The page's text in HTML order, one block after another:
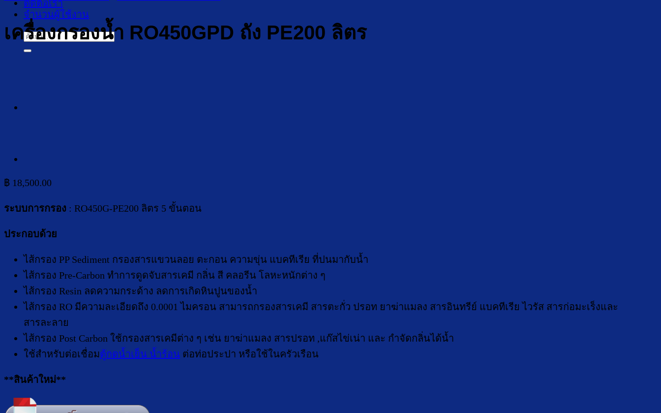
ติดต่อเรา
จำนวนผู้ใช้งาน
ค้นหา:
เครื่องกรองน้ำ RO450GPD ถัง PE200 ลิตร
฿ 18,500.00
ระบบการกรอง : RO450G-PE200 ลิตร 5 ขั้นตอน
ประกอบด้วย
ไส้กรอง PP Sediment กรองสารแขวนลอย ตะกอน ความขุ่น แบคทีเรีย ที่ปนมากับน้ำ
ไส้กรอง Pre-Carbon ทำการดูดจับสารเคมี กลิ่น สี คลอรีน โลหะหนักต่าง ๆ
ไส้กรอง Resin ลดความกระด้าง ลดการเกิดหินปูนของน้ำ
ไส้กรอง RO มีความละเอียดถึง 0.0001 ไมครอน สามารถกรองสารเคมี สารตะกั่ว ปรอท ยาฆ่าแมลง สารอินทรีย์ แบคทีเรีย ไวรัส สารก่อมะเร็งและ
สารละลาย
ไส้กรอง Post Carbon ใช้กรองสารเคมีต่าง ๆ เช่น ยาฆ่าแมลง สารปรอท ,แก๊สไข่เน่า และ กำจัดกลิ่นได้น้ำ
ใช้สำหรับต่อเชื่อมตู้กดน้ำเย็น น้ำร้อน ต่อท่อประปา หรือใช้ในครัวเรือน
**สินค้าใหม่**